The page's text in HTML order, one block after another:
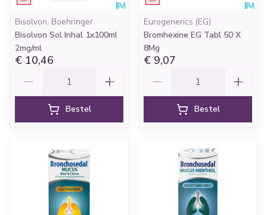
Bisolvon, Boehringer
Bisolvon Sol Inhal 1x100ml
2mg/ml
€ 10,46
Bestel
Eurogenerics (EG)
Bromhexine EG Tabl 50 X
8Mg
€ 9,07
Bestel